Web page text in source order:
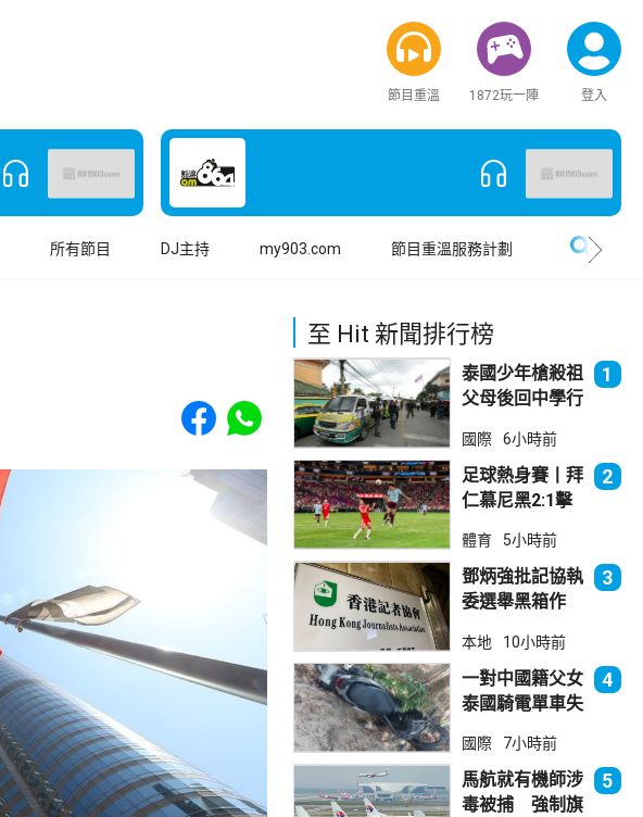
節目重溫 1872玩一陣 登入
所有節目 DJ主持 my903.com 節目重溫服務計劃
Share to Facebook
Share to WhatsApp
至 Hit 新聞排行榜
泰國少年槍殺祖
父母後回中學行
死23傷
1
國際 6小時前
足球熱身賽丨拜
仁慕尼黑2:1擊
2
體育 5小時前
鄧炳強批記協執
委選舉黑箱作
國安一定「釘死
你」
3
本地 10小時前
一對中國籍父女
泰國騎電單車失
傷
4
國際 7小時前
馬航就有機師涉
毒被捕 強制旗
5